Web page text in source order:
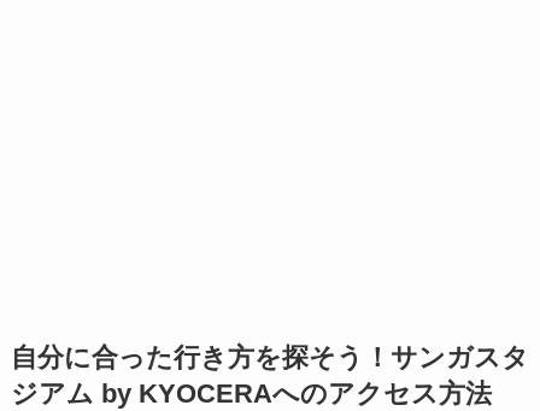
自分に合った行き方を探そう！サンガスタ
ジアム by KYOCERAへのアクセス方法